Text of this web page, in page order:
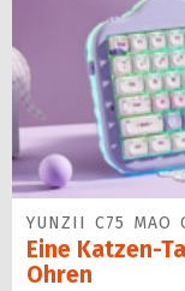
YUNZII C75 MAO
Eine Katzen-
Ohren